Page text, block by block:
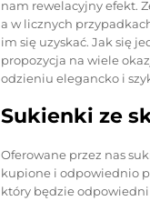
nam rewelacyjny efekt.
a w licznych
im się uzyskać. Jak się
propozycja na wiele
odzieniu elegancko i
Sukienki ze
Oferowane przez nas
kupione i odpowiednio
który będzie odpowiedni